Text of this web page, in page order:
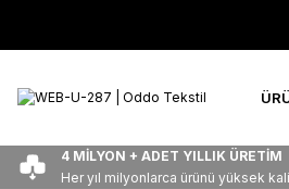
4 MİLYON + ADET YILLIK ÜRETİM
Her yıl milyonlarca ürünü yüksek